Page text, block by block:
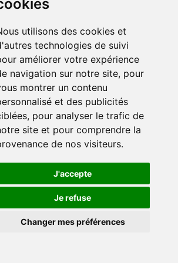
utilisons des cookies et
technologies de suivi
améliorer votre expérience
navigation sur notre site, pour
montrer un contenu
et des publicités
pour analyser le trafic de
site et pour comprendre la
de nos visiteurs.
J'accepte
Je refuse
Changer mes préférences
information)